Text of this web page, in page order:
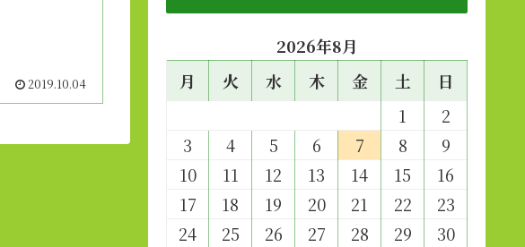
2019.10.04
2026年8月
月
火 水 木 金 土
日
1
2
3
4 5 6 7 8
9
10
11 12 13 14 15
16
17
18 19 20 21 22
23
24
25 26 27 28 29
30